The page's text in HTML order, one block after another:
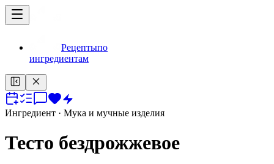
Рецептыпо
ингредиентам
Ингредиент · Мука и мучные изделия
Тесто бездрожжевое